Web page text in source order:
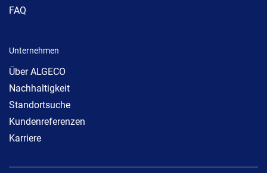
FAQ
Unternehmen
Über ALGECO
Nachhaltigkeit
Standortsuche
Kundenreferenzen
Karriere